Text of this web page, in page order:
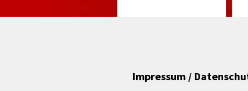
Impressum /